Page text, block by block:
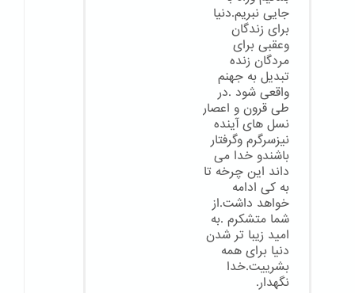
جایی نبریم.دنیا
برای زندگان
وعقبی برای
مردگان زنده
تبدیل به جهنم
واقعی شود .در
طی قرون و اعصار
نسل های آینده
نیزسرگرم وگرفتار
باشندو خدا می
داند این چرخه تا
به کی ادامه
خواهد داشت.از
شما متشکرم .به
امید زیبا تر شدن
دنیا برای همه
بشرییت.خدا
نگهدار.